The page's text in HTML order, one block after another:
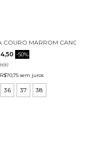
2449001-9
COURO MARROM CANO
-50%
R$70,75 sem juros
36 37 38